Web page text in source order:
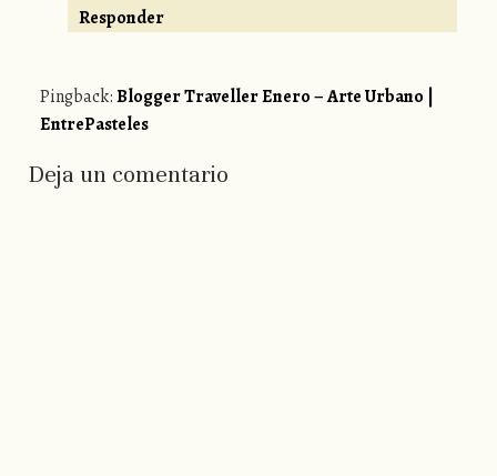
Responder
Pingback:Blogger Traveller Enero – Arte Urbano |
EntrePasteles
Deja un comentario